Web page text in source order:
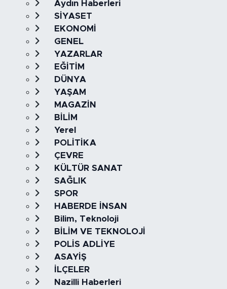
Aydın Haberleri
SİYASET
EKONOMİ
GENEL
YAZARLAR
EĞİTİM
DÜNYA
YAŞAM
MAGAZİN
BİLİM
Yerel
POLİTİKA
ÇEVRE
KÜLTÜR SANAT
SAĞLIK
SPOR
HABERDE İNSAN
Bilim, Teknoloji
BİLİM VE TEKNOLOJİ
POLİS ADLİYE
ASAYİŞ
İLÇELER
Nazilli Haberleri